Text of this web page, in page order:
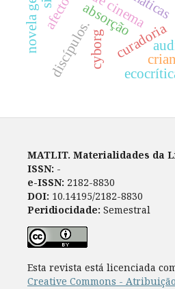
curadoria
absorção
cyborg
afectos
discípulos.
MATLIT. Materialidades da
ISSN: -
e-ISSN: 2182-8830
DOI: 10.14195/2182-8830
Peridiocidade: Semestral
Esta revista está licenciada
Creative Commons -